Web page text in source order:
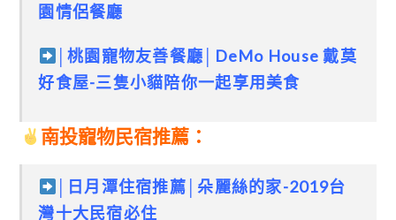
園情侶餐廳
│桃園寵物友善餐廳│DeMo House 戴莫
好食屋-三隻小貓陪你一起享用美食
南投寵物民宿推薦：
│日月潭住宿推薦│朵麗絲的家-2019台
灣十大民宿必住